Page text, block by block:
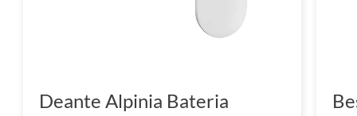
Deante Alpinia Bateria